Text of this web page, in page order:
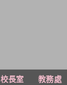
校長室 教務處